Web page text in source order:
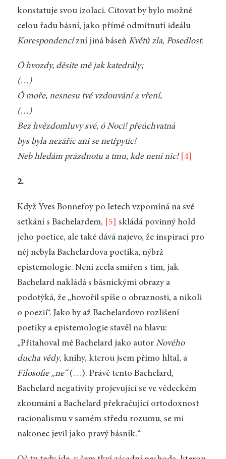
konstatuje svou izolaci. Citovat by bylo možné
celou řadu básní, jako přímé odmítnutí ideálu
Korespondencízní jiná báseň Květů zla, Posedlost:
Ó hvozdy, děsíte mě jak katedrály;
(…)
Ó moře, nesnesu tvé vzdouvání a vření,
(…)
Bez hvězdomluvy své, ó Noci! přeúchvatná
bys byla nezáříc ani se netřpytíc!
Neb hledám prázdnotu a tmu, kde není nic!
[4]
2.
Když Yves Bonnefoy po letech vzpomíná na své
setkání s Bachelardem,
[5]
skládá povinný hold
jeho poetice, ale také dává najevo, že inspirací pro
něj nebyla Bachelardova poetika, nýbrž
epistemologie. Není zcela smířen s tím, jak
Bachelard nakládá s básnickými obrazy a
podotýká, že „hovořil spíše o obraznosti, a nikoli
o poezii“. Jako by až Bachelardovo rozlišení
poetiky a epistemologie stavěl na hlavu:
„Přitahoval mě Bachelard jako autor Nového
ducha vědy, knihy, kterou jsem přímo hltal, a
Filosofie „ne“(…). Právě tento Bachelard,
Bachelard negativity projevující se ve vědeckém
zkoumání a Bachelard překračující ortodoxnost
racionalismu v samém středu rozumu, se mi
nakonec jevil jako pravý básník.“